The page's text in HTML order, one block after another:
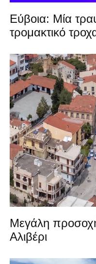
Εύβοια: Μία
τρομακτικό
Μεγάλη
Αλιβέρι